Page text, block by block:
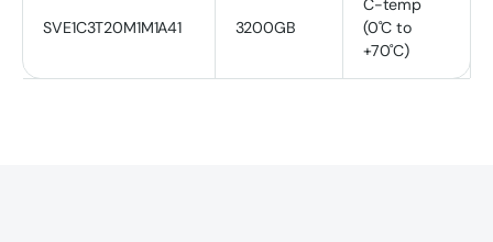
SVE1C3T20M1M1A41 3200GB
C-temp
(0˚C to
+70˚C)